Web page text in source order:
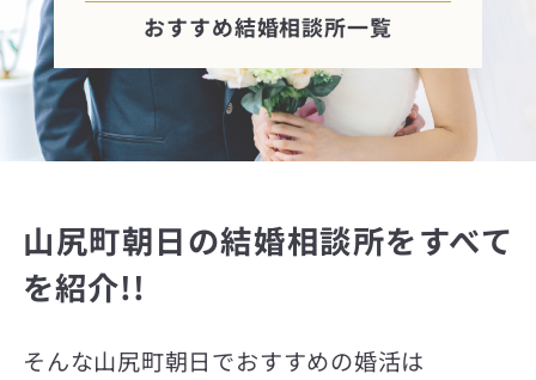
おすすめ結婚相談所一覧
山尻町朝日の結婚相談所をすべて
を紹介!!
そんな山尻町朝日でおすすめの婚活は